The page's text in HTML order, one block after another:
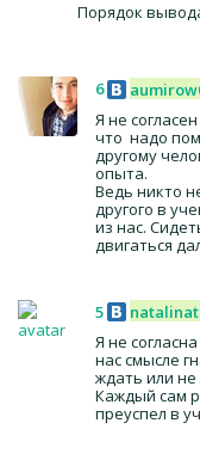
Порядок
6
Я не
что надо
другому
опыта.
Ведь никто
другого в
из нас.
двигаться
5
Я не
нас смысле
ждать или не
Каждый сам
преуспел в